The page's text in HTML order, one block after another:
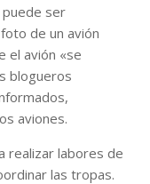
ser
de un avión
el avión «se
blogueros
aviones.
realizar labores de
las tropas.